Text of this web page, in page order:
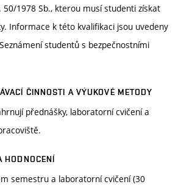
50/1978 Sb., kterou musí studenti získat
Informace k této kvalifikaci jsou uvedeny
studentů s bezpečnostními
ČINNOSTI A VÝUKOVÉ METODY
přednášky, laboratorní cvičení a
HODNOCENÍ
semestru a laboratorní cvičení (30